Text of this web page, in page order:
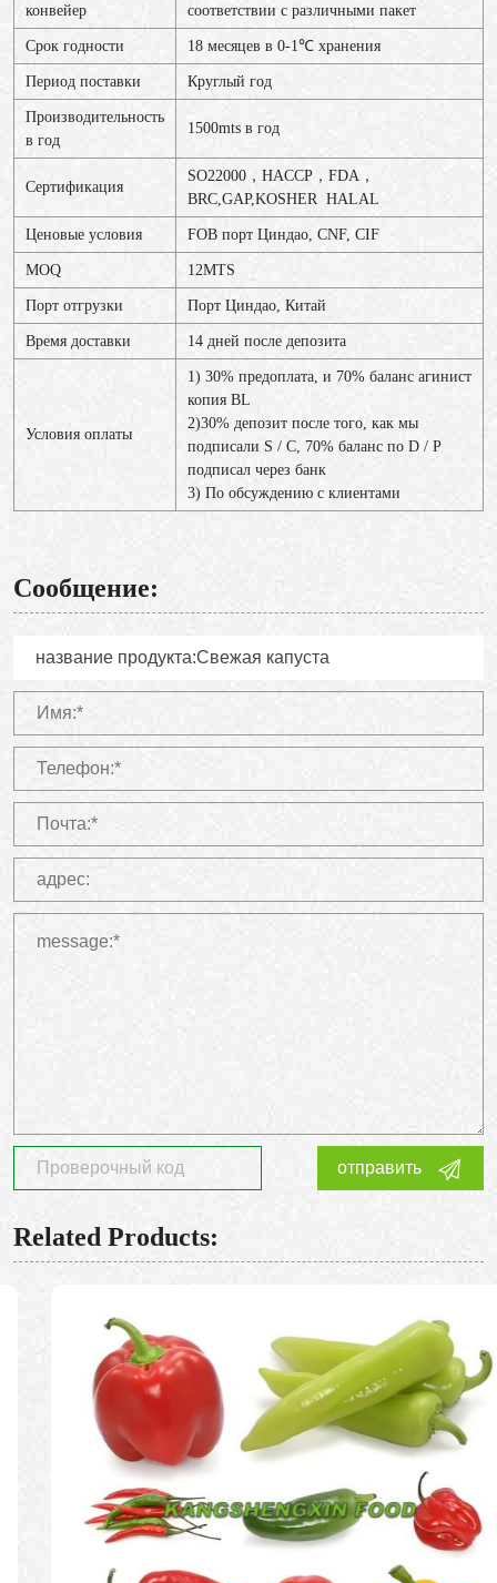
конвейер
соответствии с различными пакет
Срок годности 18 месяцев в 0-1℃ хранения
Период поставки Круглый год
Производительность
в год
1500mts в год
Сертификация
SO22000，HACCP，FDA，
BRC,GAP,KOSHER HALAL
Ценовые условия FOB порт Циндао, CNF, CIF
MOQ 12МТS
Порт отгрузки Порт Циндао, Китай
Время доставки 14 дней после депозита
Условия оплаты
1) 30% предоплата, и 70% баланс агинист
копия BL
2)30% депозит после того, как мы
подписали S / C, 70% баланс по D / P
подписал через банк
3) По обсуждению с клиентами
Сообщение:
отправить
Related Products: